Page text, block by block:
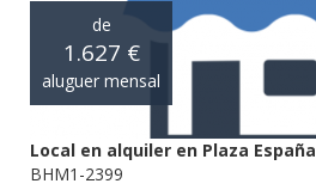
de
1.627 €
aluguer mensal
Local en alquiler en Plaza España
BHM1-2399